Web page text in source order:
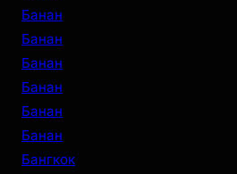
Банан
Банан
Банан
Банан
Банан
Банан
Бангкок